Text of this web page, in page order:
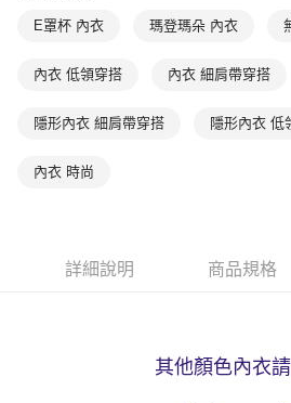
※ 請注意：結帳手續完成當下不需立刻繳費
後付繳納相關費用。
※ 交易是否成功請以「AFTEE先享後付 」之
客戶支援中心」https://
【注意事項】
１．透過由恩沛科技股份有限公司提供之「
https://aftee.tw/terms/#terms3
３．未成年的使用者請事先徵得法定代理人
時審查核予不同之上限額度；若仍有額度不足
請求用戶進行身份認證。
萊爾富取貨付款
付款後萊爾富取貨
每筆NT$90，滿NT$1,000(含以上)免運
每筆NT$90，滿NT$1,000(含以上)免運費
E罩杯 內衣 瑪登瑪朵 內衣
內衣 低領穿搭 內衣 細肩帶穿搭
隱形內衣 細肩帶穿搭 隱形內衣 低
內衣 時尚
詳細說明 商品規格
其他顏色內衣